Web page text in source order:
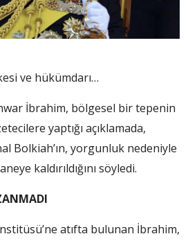
ve hükümdarı…
İbrahim, bölgesel bir tepenin
yaptığı açıklamada,
Bolkiah’ın, yorgunluk nedeniyle
kaldırıldığını söyledi.
atıfta bulunan İbrahim,